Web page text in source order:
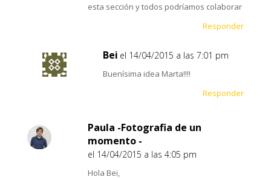
esta sección y todos podríamos colaborar
Responder
Bei el 14/04/2015 a las 7:01 pm
Buenísima idea Marta!!!!
Responder
Paula -Fotografia de un
momento -
el 14/04/2015 a las 4:05 pm
Hola Bei,